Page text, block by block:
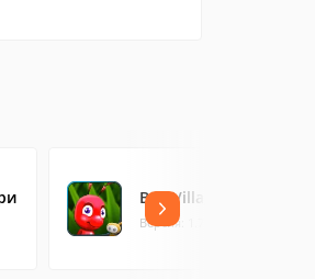
Bug Village HD
Версия: 1.7.0